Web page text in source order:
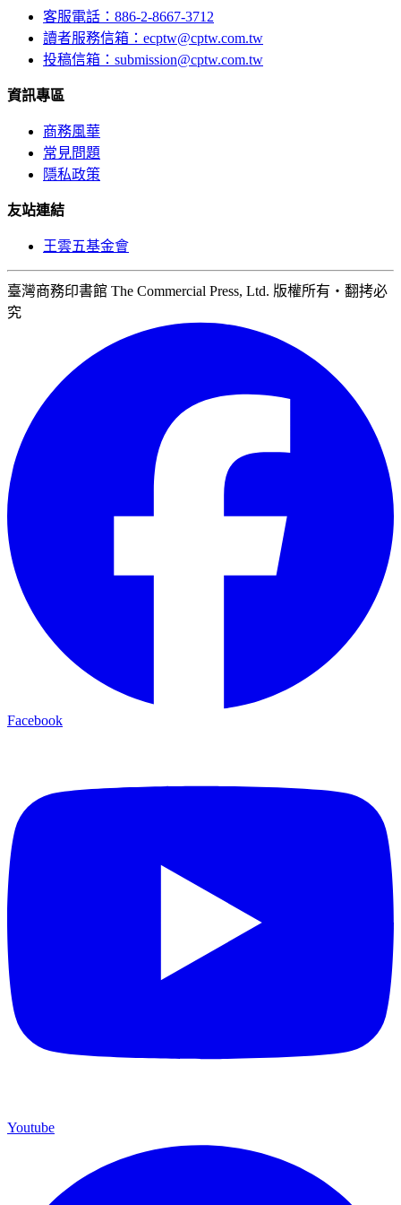
客服電話：886-2-8667-3712
讀者服務信箱：ecptw@cptw.com.tw
投稿信箱： submission@cptw.com.tw
資訊專區
商務風華
常見問題
隱私政策
友站連結
王雲五基金會
臺灣商務印書館 The Commercial Press, Ltd. 版權所有‧翻拷必
究
Facebook
Youtube